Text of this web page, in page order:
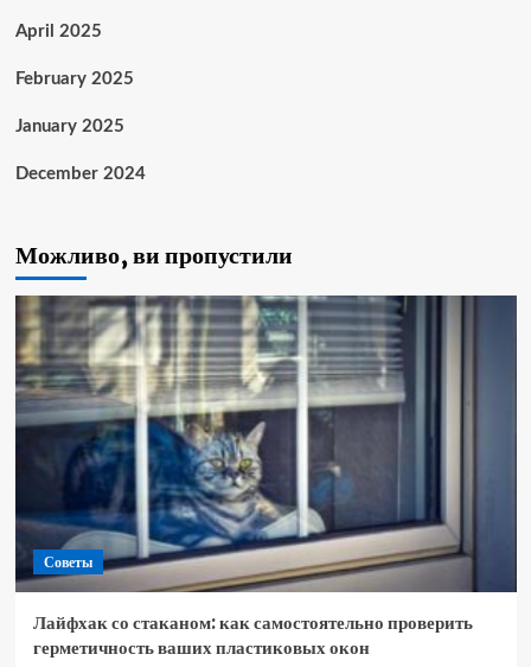
April 2025
February 2025
January 2025
December 2024
Можливо, ви пропустили
Советы
Лайфхак со стаканом: как самостоятельно проверить
герметичность ваших пластиковых окон